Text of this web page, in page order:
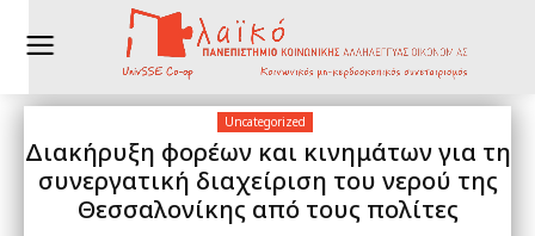
Uncategorized
Διακήρυξη φορέων και κινημάτων για τη
συνεργατική διαχείριση του νερού της
Θεσσαλονίκης από τους πολίτες